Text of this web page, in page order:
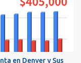
su mamá cuando
transferida de la(s)
más a fondo: ¿Qué
que "el título" es un
en Denver y Sus